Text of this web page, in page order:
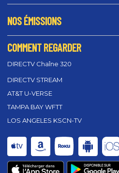
NOS ÉMISSIONS
COMMENT REGARDER
DIRECTV Chaîne 320
DIRECTV STREAM
AT&T U-VERSE
TAMPA BAY WFTT
LOS ANGELES KSCN-TV